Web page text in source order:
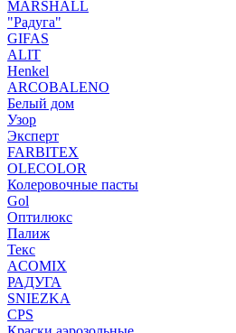
MARSHALL
"Радуга"
GIFAS
ALIT
Henkel
ARCOBALENO
Белый дом
Узор
Эксперт
FARBITEX
OLECOLOR
Колеровочные пасты
Gol
Оптилюкс
Палиж
Текс
ACOMIX
РАДУГА
SNIEZKA
CPS